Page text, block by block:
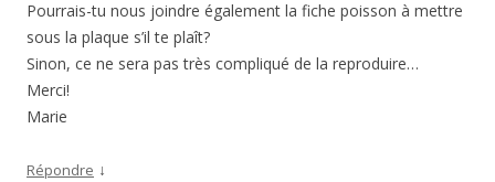
Pourrais-tu nous joindre également la fiche poisson à mettre
sous la plaque s’il te plaît?
Sinon, ce ne sera pas très compliqué de la reproduire…
Merci!
Marie
Répondre ↓